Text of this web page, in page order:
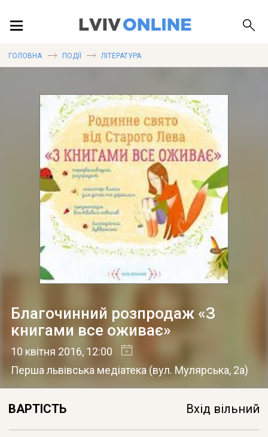
ПУБЛІКАЦІЇ
ДОВІДКА
ГОЛОВНА ПОДІЇ ЛІТЕРАТУРА
Благочинний розпродаж «З
книгами все оживає»
10 квітня 2016, 12:00
Перша львівська медіатека (вул. Мулярська, 2а)
ВАРТІСТЬ Вхід вільний